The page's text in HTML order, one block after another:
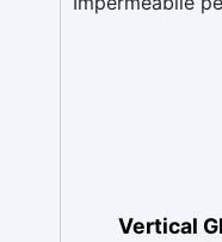
Miscelazione
Vertical